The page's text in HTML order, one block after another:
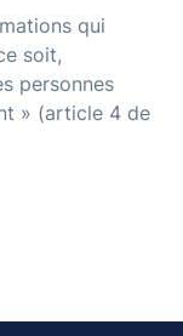
qui
soit,
personnes
» (article 4 de